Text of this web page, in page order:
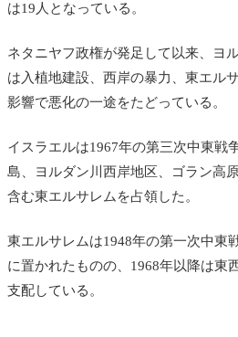
は19人となっている。
ネタニヤフ政権が発足して以来、ヨ
は入植地建設、西岸の暴力、東エル
影響で悪化の一途をたどっている。
イスラエルは1967年の第三次中東戦
島、ヨルダン川西岸地区、ゴラン高
含む東エルサレムを占領した。
東エルサレムは1948年の第一次中東
に置かれたものの、1968年以降は東
支配している。